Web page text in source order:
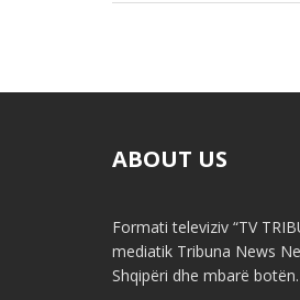
ABOUT US
Formati televiziv “TV
mediatik Tribuna News
Shqipëri dhe mbarë botën.